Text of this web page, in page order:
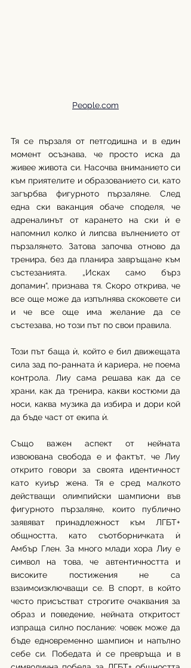
People.com
Тя се пързаля от петгодишна и в един
момент осъзнава, че просто иска да
живее живота си. Насочва вниманието си
към приятелите и образованието си, като
загърбва фигурното пързаляне. След
една ски ваканция обаче споделя, че
адреналинът от карането на ски ѝ е
напомнил колко ѝ липсва вълнението от
пързалянето. Затова започва отново да
тренира, без да планира завръщане към
състезанията. „Исках само бърз
допамин“, признава тя. Скоро открива, че
все още може да изпълнява скоковете си
и че все още има желание да се
състезава, но този път по свои правила.
Този път баща ѝ, който е бил движещата
сила зад по-ранната ѝ кариера, не поема
контрола. Лиу сама решава как да се
храни, как да тренира, какви костюми да
носи, каква музика да избира и дори кой
да бъде част от екипа ѝ.
Също важен аспект от нейната
извоювана свобода е и фактът, че Лиу
открито говори за своята идентичност
като куиър жена. Тя е сред малкото
действащи олимпийски шампиони във
фигурното пързаляне, които публично
заявяват принадлежност към ЛГБТ+
общността, като съотборничката ѝ
Амбър Глен. За много млади хора Лиу е
символ на това, че автентичността и
високите постижения не са
взаимоизключващи се. В спорт, в който
често присъстват строгите очаквания за
образ и поведение, нейната откритост
изпраща силно послание: човек може да
бъде едновременно шампион и напълно
себе си. Победата ѝ се превръща и в